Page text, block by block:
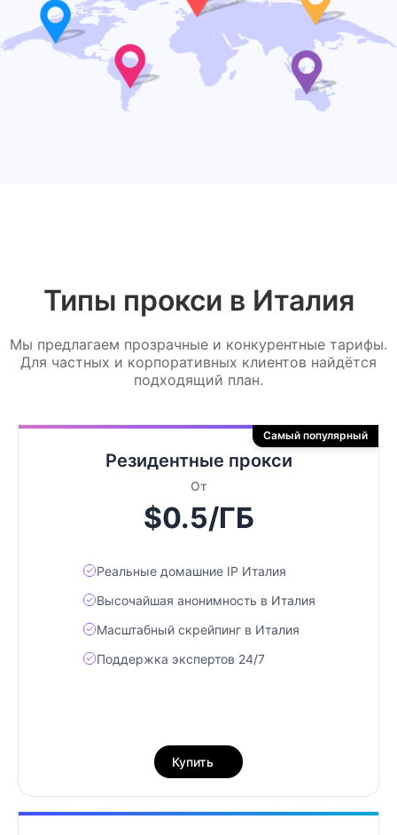
Типы прокси в Италия
Мы предлагаем прозрачные и конкурентные тарифы.
Для частных и корпоративных клиентов найдётся
подходящий план.
Резидентные прокси
От
$0.5/ГБ
Реальные домашние IP Италия
Высочайшая анонимность в Италия
Масштабный скрейпинг в Италия
Поддержка экспертов 24/7
Самый популярный
Купить